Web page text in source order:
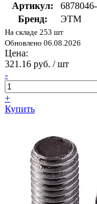
Артикул:
Бренд:
ЭТМ
На складе 253 шт
Обновлено 06.08.2026
Цена:
321.16 руб. / шт
-
+
Купить